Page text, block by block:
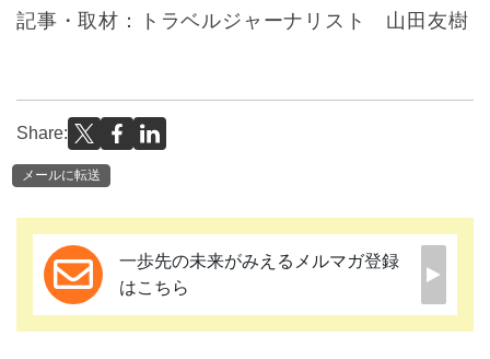
記事・取材：トラベルジャーナリスト 山田友樹
Share:
メールに転送
一歩先の未来がみえるメルマガ登録
はこちら